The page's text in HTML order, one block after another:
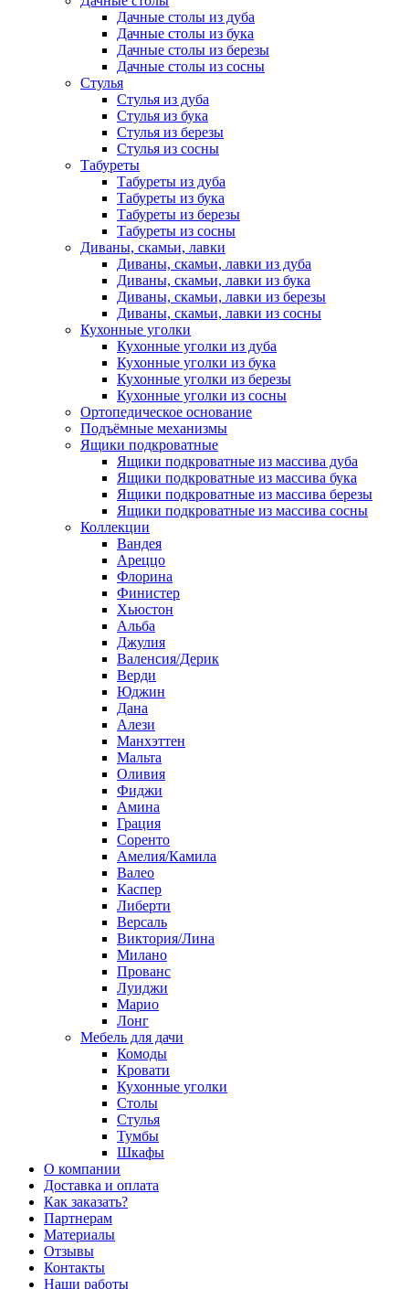
Дачные столы из дуба
Дачные столы из бука
Дачные столы из березы
Дачные столы из сосны
Стулья
Стулья из дуба
Стулья из бука
Стулья из березы
Стулья из сосны
Табуреты
Табуреты из дуба
Табуреты из бука
Табуреты из березы
Табуреты из сосны
Диваны, скамьи, лавки
Диваны, скамьи, лавки из дуба
Диваны, скамьи, лавки из бука
Диваны, скамьи, лавки из березы
Диваны, скамьи, лавки из сосны
Кухонные уголки
Кухонные уголки из дуба
Кухонные уголки из бука
Кухонные уголки из березы
Кухонные уголки из сосны
Ортопедическое основание
Подъёмные механизмы
Ящики подкроватные
Ящики подкроватные из массива дуба
Ящики подкроватные из массива бука
Ящики подкроватные из массива березы
Ящики подкроватные из массива сосны
Коллекции
Вандея
Ареццо
Флорина
Финистер
Хьюстон
Альба
Джулия
Валенсия/Дерик
Верди
Юджин
Дана
Алези
Манхэттен
Мальта
Оливия
Фиджи
Амина
Грация
Соренто
Амелия/Камила
Валео
Каспер
Либерти
Версаль
Виктория/Лина
Милано
Прованс
Луиджи
Марио
Лонг
Мебель для дачи
Комоды
Кровати
Кухонные уголки
Столы
Стулья
Тумбы
Шкафы
О компании
Доставка и оплата
Как заказать?
Партнерам
Материалы
Отзывы
Контакты
Наши работы